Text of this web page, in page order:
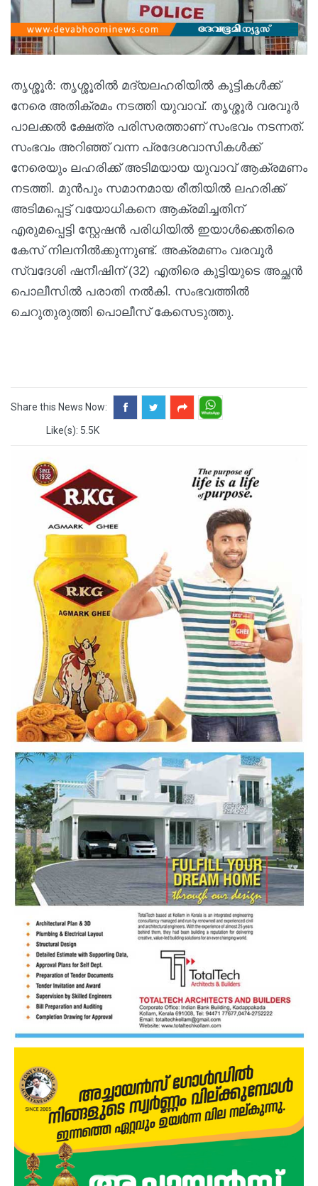
തൃശ്ശൂർ: തൃശ്ശൂരില്‍ മദ്യലഹരിയിൽ കുട്ടികൾക്ക്
നേരെ അതിക്രമം നടത്തി യുവാവ്. തൃശ്ശൂർ വരവൂർ
പാലക്കൽ ക്ഷേത്ര പരിസരത്താണ് സംഭവം നടന്നത്.
സംഭവം അറി‌‌‌‌ഞ്ഞ് വന്ന പ്രദേശവാസികൾക്ക്
നേരെയും ലഹരിക്ക് അടിമയായ യുവാവ് ആക്രമണം
നടത്തി. മുൻപും സമാനമായ രീതിയിൽ ലഹരിക്ക്
അടിമപ്പെട്ട് വയോധികനെ ആക്രമിച്ചതിന്
എരുമപ്പെട്ടി സ്റ്റേഷൻ പരിധിയിൽ ഇയാള്‍ക്കെതിരെ
കേസ് നിലനില്‍ക്കുന്നുണ്ട്. അക്രമണം വരവൂർ
സ്വദേശി ഷനീഷിന് (32) എതിരെ കുട്ടിയുടെ അച്ഛൻ
പൊലീസിൽ പരാതി നൽകി. സംഭവത്തിൽ
ചെറുതുരുത്തി പൊലീസ് കേസെടുത്തു.
Share this News Now:
Like(s): 5.5K